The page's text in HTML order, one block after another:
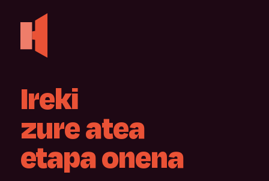
Ireki
zureatea
etapaonena